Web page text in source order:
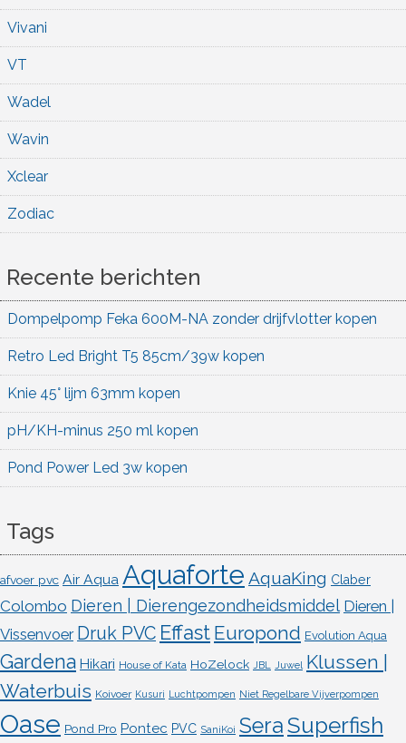
Vivani
VT
Wadel
Wavin
Xclear
Zodiac
Recente berichten
Dompelpomp Feka 600M-NA zonder drijfvlotter kopen
Retro Led Bright T5 85cm/39w kopen
Knie 45° lijm 63mm kopen
pH/KH-minus 250 ml kopen
Pond Power Led 3w kopen
Tags
afvoer pvc Air Aqua Aquaforte AquaKing Claber
Colombo Dieren | Dierengezondheidsmiddel Dieren |
Vissenvoer Druk PVC Effast Europond Evolution Aqua
Gardena Hikari House of Kata HoZelock JBL Juwel Klussen |
Waterbuis Koivoer Kusuri Luchtpompen Niet Regelbare Vijverpompen
Oase Pond Pro Pontec PVC SaniKoi SeraSuperfish